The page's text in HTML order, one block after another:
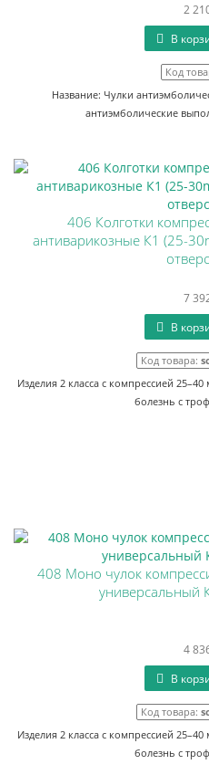
2
В
Код
Название: Чулки
антиэмболические
406 Колготки
антиварикозные К1 (25-
7
В
Код товара:
Изделия 2 класса с компрессией
болезнь с
408 Моно чулок
универсальный
4
В
Код товара:
Изделия 2 класса с компрессией
болезнь с